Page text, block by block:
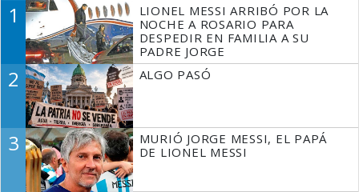
1
LIONEL MESSI ARRIBÓ POR LA
NOCHE A ROSARIO PARA
DESPEDIR EN FAMILIA A SU
PADRE JORGE
2 ALGO PASÓ
3
MURIÓ JORGE MESSI, EL PAPÁ
DE LIONEL MESSI